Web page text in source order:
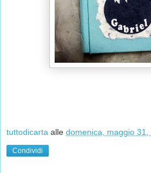
tuttodicarta alle domenica, maggio 31,
Condividi